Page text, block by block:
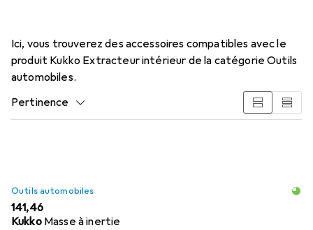
Ici, vous trouverez des accessoires compatibles avec le
produit Kukko Extracteur intérieur de la catégorie Outils
automobiles.
Pertinence
Outils automobiles
EUR
141,46
Kukko Masse à inertie